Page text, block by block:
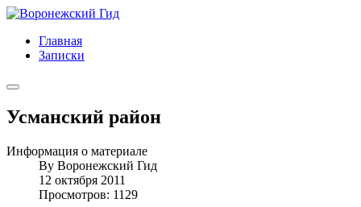
Главная
Записки
Усманский район
Информация о материале
By Воронежский Гид
12 октября 2011
Просмотров: 1129